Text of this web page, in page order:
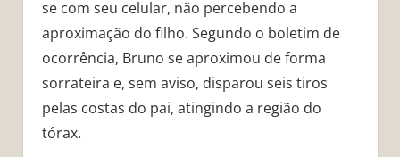
se com seu celular, não percebendo a
aproximação do filho. Segundo o boletim de
ocorrência, Bruno se aproximou de forma
sorrateira e, sem aviso, disparou seis tiros
pelas costas do pai, atingindo a região do
tórax.